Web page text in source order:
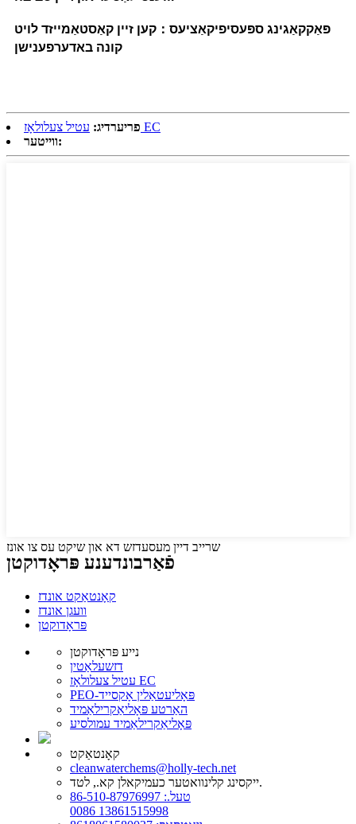
פּאַקקאַגינג ספּעסיפיקאַציעס ： קען זיין קאַסטאַמייזד לויט
קונה באדערפענישן
פריערדיג: עטיל צעלולאָז EC
ווייטער:
שרייב דיין מעסעדזש דא און שיקט עס צו אונז
פֿאַרבונדענע פּראָדוקטן
קאָנטאַקט אונדז
וועגן אונדז
פּראָדוקטן
נייע פּראָדוקטן
דזשעלאַטין
עטיל צעלולאָז EC
PEO-פּאָליעטאַלין אָקסייד
האַרטע פּאָליאַקרילאַמיד
פּאָליאַקרילאַמיד עמולסיע
קאָנטאַקט
cleanwaterchems@holly-tech.net
ייקסינג קלינוואטער כעמיקאלן קא., לטד.
טעל.: 86-510-87976997
0086 13861515998